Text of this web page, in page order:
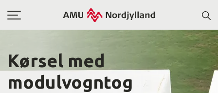
Toggle
Kørsel med
modulvogntog